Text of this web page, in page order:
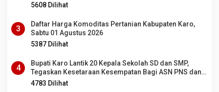
5608 Dilihat
3
Daftar Harga Komoditas Pertanian Kabupaten Karo,
Sabtu 01 Agustus 2026
5387 Dilihat
4
Bupati Karo Lantik 20 Kepala Sekolah SD dan SMP,
Tegaskan Kesetaraan Kesempatan Bagi ASN PNS dan
PPPK
4783 Dilihat